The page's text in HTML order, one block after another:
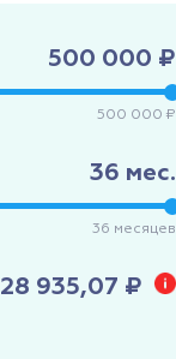
500 000 ₽
500 000 ₽
36 мес.
36 месяцев
28 935,07 ₽